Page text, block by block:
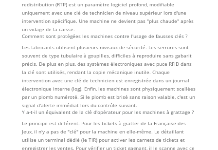
redistribution (RTP) est un paramètre logiciel profond, modifiable
uniquement avec une clé de technicien de niveau supérieur lors d'une
intervention spécifique. Une machine ne devient pas "plus chaude" après
un vidage de la caisse.
Comment sont protégées les machines contre l'usage de fausses clés ?
Les fabricants utilisent plusieurs niveaux de sécurité. Les serrures sont
souvent de type tubulaire à goupilles, difficiles à reproduire sans gabarit
précis. De plus en plus, des systèmes électroniques avec puce RFID dans
la clé sont utilisés, rendant la copie mécanique inutile. Chaque
intervention avec une clé de technicien est enregistrée dans un journal
électronique interne (log). Enfin, les machines sont physiquement scellées
par un plomb numéroté. Si le plomb est brisé sans raison valable, c'est un
signal d'alerte immédiat lors du contrôle suivant.
Y a-t-il un équivalent de la clé d'opérateur pour les machines à grattage ?
Le principe est différent. Pour les tickets à gratter de la Française des
Jeux, il n'y a pas de "clé" pour la machine en elle-même. Le détaillant
utilise un terminal dédié (le TIR) pour activer les carnets de tickets et
enregistrer les ventes. Pour vérifier un ticket gagnant, il le scanne avec ce